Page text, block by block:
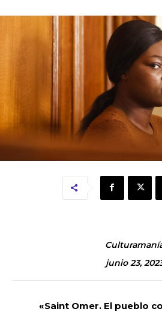
junio 23,
«Saint Omer. El pueblo